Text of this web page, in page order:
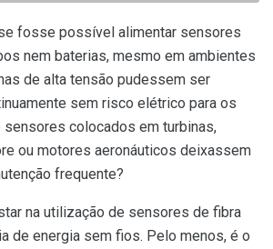
fosse possível alimentar sensores
nem baterias, mesmo em ambientes
de alta tensão pudessem ser
sem risco elétrico para os
sensores colocados em turbinas,
ou motores aeronáuticos deixassem
frequente?
na utilização de sensores de fibra
de energia sem fios. Pelo menos, é o